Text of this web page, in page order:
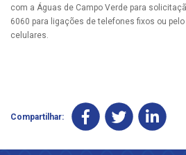
com a Águas de Campo Verde para
6060 para ligações de telefones fixos ou
celulares.
Compartilhar: